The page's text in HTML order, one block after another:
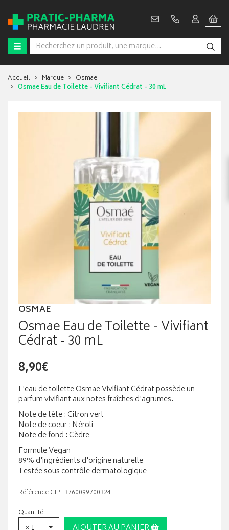
Accueil Marque
Osmae
Osmae Eau de Toilette - Vivifiant Cédrat - 30 mL
OSMAE
Osmae Eau de Toilette - Vivifiant
Cédrat - 30 mL
8,90€
L'eau de toilette Osmae Vivifiant Cédrat possède un
parfum vivifiant aux notes fraîches d'agrumes.
Note de tête : Citron vert
Note de coeur : Néroli
Note de fond : Cèdre
Formule Vegan
89% d'ingrédients d'origine naturelle
Testée sous contrôle dermatologique
Référence CIP : 3760099700324
Quantité